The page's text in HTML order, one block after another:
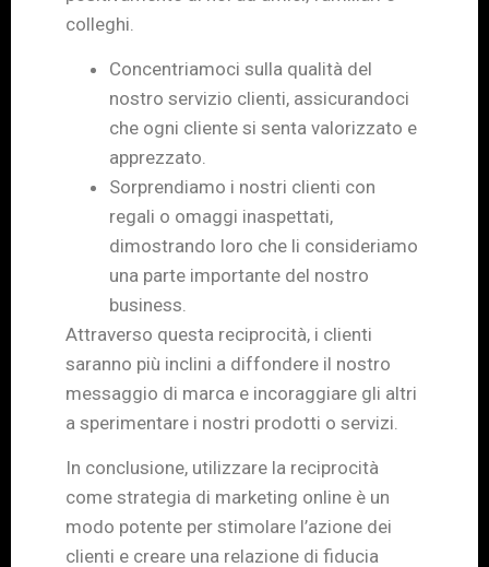
colleghi.
Concentriamoci sulla qualità del
nostro servizio clienti, assicurandoci
che ogni cliente si senta valorizzato e
apprezzato.
Sorprendiamo i nostri clienti con
regali o omaggi inaspettati,
dimostrando loro che li consideriamo
una parte importante del nostro
business.
Attraverso questa reciprocità, i clienti
saranno più inclini a diffondere il nostro
messaggio di marca e incoraggiare gli altri
a sperimentare i nostri prodotti o servizi.
In conclusione, utilizzare la reciprocità
come strategia di marketing online è un
modo potente per stimolare l’azione dei
clienti e creare una relazione di fiducia